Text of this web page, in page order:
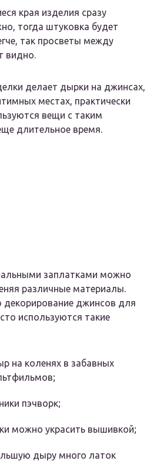
края изделия сразу
тогда штуковка будет
так просветы между
видно.
делает дырки на джинсах,
местах, практически
вещи с таким
длительное время.
заплатками можно
различные материалы.
декорирование джинсов для
используются такие
на коленях в забавных
пэчворк;
можно украсить вышивкой;
дыру много латок